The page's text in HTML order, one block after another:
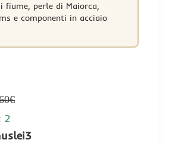
fiume, perle di Maiorca,
e componenti in acciaio
2